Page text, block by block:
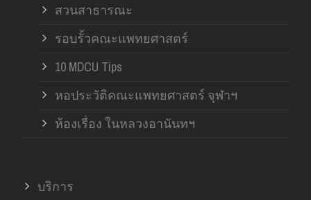
สวนสาธารณะ
รอบรั้วคณะแพทยศาสตร์
10 MDCU Tips
หอประวัติคณะแพทยศาสตร์ จุฬาฯ
ห้องเรื่อง ในหลวงอานันทฯ
บริการ